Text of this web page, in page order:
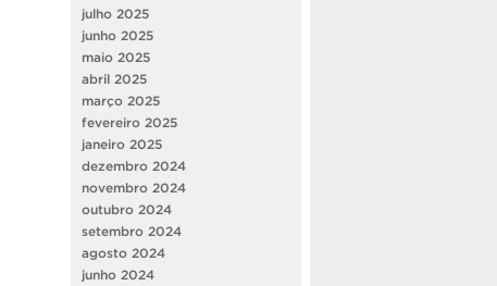
julho 2025
junho 2025
maio 2025
abril 2025
março 2025
fevereiro 2025
janeiro 2025
dezembro 2024
novembro 2024
outubro 2024
setembro 2024
agosto 2024
junho 2024